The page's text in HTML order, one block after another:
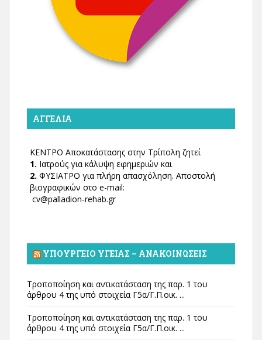
ΑΓΓΕΛΊΑ
ΚΕΝΤΡΟ Αποκατάστασης στην Τρίπολη ζητεί
1. Ιατρούς για κάλυψη εφημεριών και
2. ΦΥΣΙΑΤΡΟ για πλήρη απασχόληση. Αποστολή
βιογραφικών στο e-mail:
cv@palladion-rehab.gr
ΥΠΟΥΡΓΕΊΟ ΥΓΕΊΑΣ – ΑΝΑΚΟΙΝΏΣΕΙΣ
Τροποποίηση και αντικατάσταση της παρ. 1 του
άρθρου 4 της υπό στοιχεία Γ5α/Γ.Π.οικ. ...
Τροποποίηση και αντικατάσταση της παρ. 1 του
άρθρου 4 της υπό στοιχεία Γ5α/Γ.Π.οικ. ...